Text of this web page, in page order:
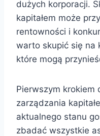
dużych korporacji.
kapitałem może
rentowności i
warto skupić się na
które mogą
Pierwszym krokiem
zarządzania
aktualnego stanu
zbadać wszystkie